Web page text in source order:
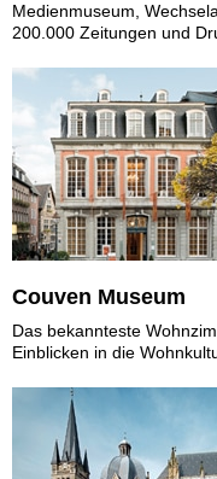
Medienmuseum,
200.000 Zeitungen und
Couven Museum
Das bekannteste
Einblicken in die